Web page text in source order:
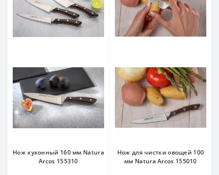
Нож кухонный 160 мм Natura
Arcos 155310
Нож для чистки овощей 100
мм Natura Arcos 155010